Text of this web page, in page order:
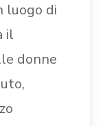
luogo di
il
donne